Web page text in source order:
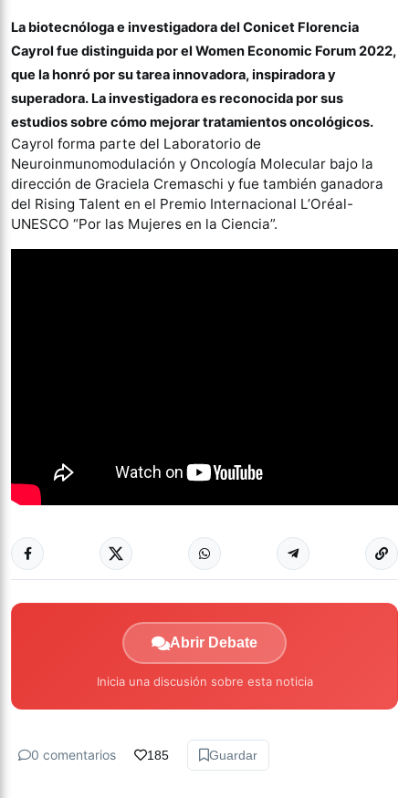
La biotecnóloga e investigadora del Conicet Florencia
Cayrol fue distinguida por el Women Economic Forum 2022,
que la honró por su tarea innovadora, inspiradora y
superadora. La investigadora es reconocida por sus
estudios sobre cómo mejorar tratamientos oncológicos.
Cayrol forma parte del Laboratorio de
Neuroinmunomodulación y Oncología Molecular bajo la
dirección de Graciela Cremaschi y fue también ganadora
del Rising Talent en el Premio Internacional L’Oréal-
UNESCO “Por las Mujeres en la Ciencia”.
Abrir Debate
Inicia una discusión sobre esta noticia
0 comentarios 185 Guardar